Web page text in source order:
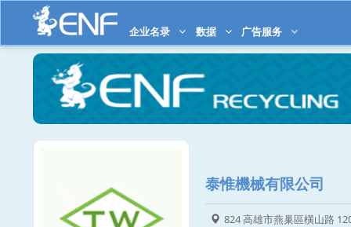
企业名录 数据 广告服务
泰惟機械有限公司
824 高雄市燕巢區橫山路